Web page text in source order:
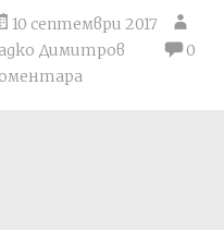
10 септември 2017
Димитров
0